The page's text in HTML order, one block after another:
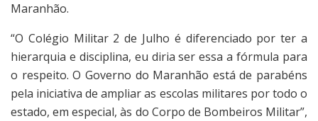
Maranhão.
“O Colégio Militar 2 de Julho é diferenciado por ter a
hierarquia e disciplina, eu diria ser essa a fórmula para
o respeito. O Governo do Maranhão está de parabéns
pela iniciativa de ampliar as escolas militares por todo o
estado, em especial, às do Corpo de Bombeiros Militar”,